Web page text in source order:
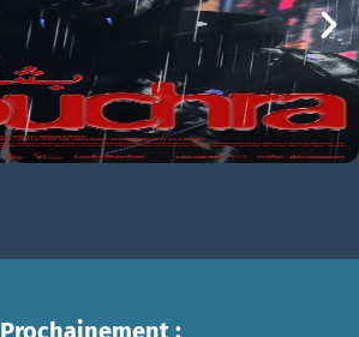
21h00
Prochainement :